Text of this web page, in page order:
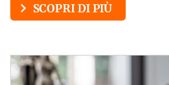
SCOPRI DI PIÙ